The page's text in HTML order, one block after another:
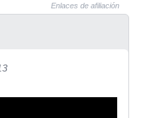
Enlaces de afiliación